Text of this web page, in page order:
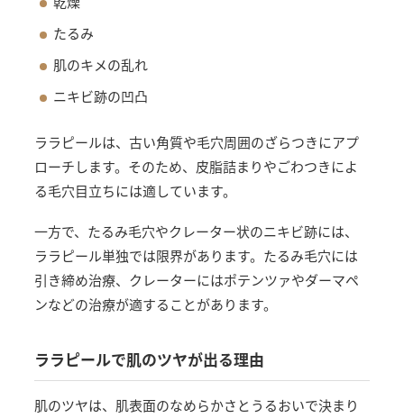
たるみ
肌のキメの乱れ
ニキビ跡の凹凸
ララピールは、古い角質や毛穴周囲のざらつきにアプ
ローチします。そのため、皮脂詰まりやごわつきによ
る毛穴目立ちには適しています。
一方で、たるみ毛穴やクレーター状のニキビ跡には、
ララピール単独では限界があります。たるみ毛穴には
引き締め治療、クレーターにはポテンツァやダーマペ
ンなどの治療が適することがあります。
ララピールで肌のツヤが出る理由
肌のツヤは、肌表面のなめらかさとうるおいで決まり